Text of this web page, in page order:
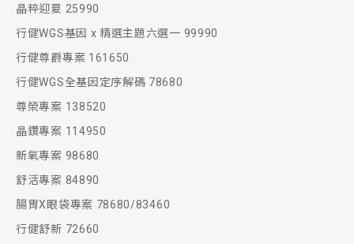
晶粹迎夏 25990
行健WGS基因 x 精選主題六選一 99990
行健尊爵專案 161650
行健WGS全基因定序解碼 78680
尊榮專案 138520
晶鑽專案 114950
新氧專案 98680
舒活專案 84890
腸胃X眼袋專案 78680/83460
行健舒新 72660